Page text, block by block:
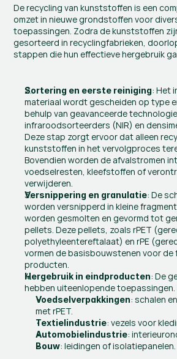
De recycling van kunststoffen is een
omzet in nieuwe grondstoffen voor
toepassingen. Zodra de kunststoffen
gesorteerd in recyclingfabrieken,
stappen die hun effectieve hergebruik
Sortering en eerste reiniging: Het
materiaal wordt gescheiden op type
behulp van geavanceerde
infraroodsorteerders (NIR) en
Deze stap zorgt ervoor dat alleen
kunststoffen in het vervolgproces
Bovendien worden de afvalstromen
voedselresten, kleefstoffen of
verwijderen.
Versnippering en granulatie: De
worden versnipperd in kleine
worden gesmolten en gevormd tot
pellets. Deze pellets, zoals rPET
polyethyleentereftalaat) en rPE
vormen de basisbouwstenen voor de
producten.
Hergebruik in eindproducten: De
hebben uiteenlopende
Voedselverpakkingen: schalen
met rPET.
Textielindustrie: vezels voor
Automobielindustrie:
Bouw: leidingen of isolatiepanelen.